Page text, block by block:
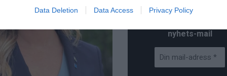
Data Deletion Data Access Privacy Policy
nyhets-mail